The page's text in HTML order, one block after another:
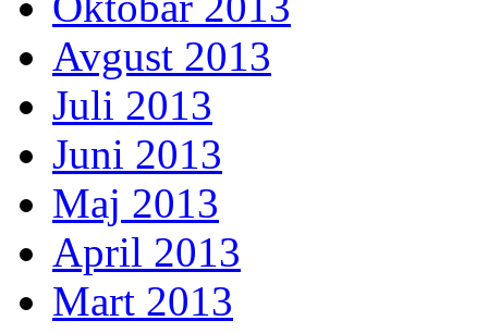
Avgust 2013
Juli 2013
Juni 2013
Maj 2013
April 2013
Mart 2013